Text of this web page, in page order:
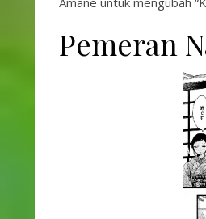
Pemeran